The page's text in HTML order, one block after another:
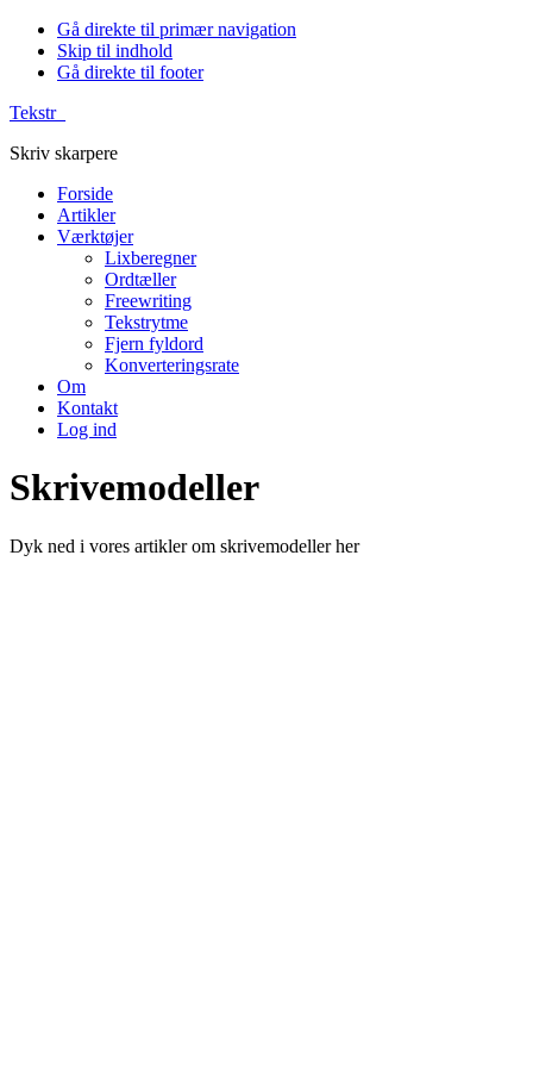
Gå direkte til primær navigation
Skip til indhold
Gå direkte til footer
Tekstr_
Skriv skarpere
Forside
Artikler
Værktøjer
Lixberegner
Ordtæller
Freewriting
Tekstrytme
Fjern fyldord
Konverteringsrate
Om
Kontakt
Log ind
Skrivemodeller
Dyk ned i vores artikler om skrivemodeller her